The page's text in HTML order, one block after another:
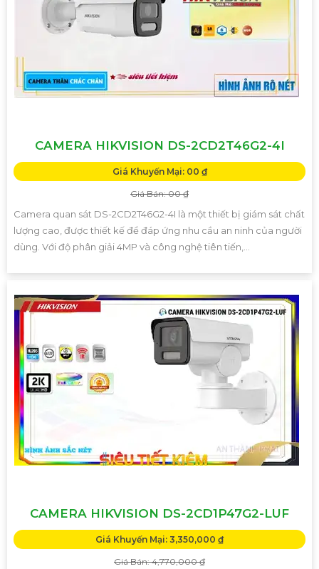
CAMERA HIKVISION DS-2CD2T46G2-4I
Giá Khuyến Mại: 00 ₫
Giá Bán: 00 ₫
Camera quan sát DS-2CD2T46G2-4I là một thiết bị giám sát chất
lượng cao, được thiết kế để đáp ứng nhu cầu an ninh của người
dùng. Với độ phân giải 4MP và công nghệ tiên tiến,...
CAMERA HIKVISION DS-2CD1P47G2-LUF
Giá Khuyến Mại: 3,350,000 ₫
Giá Bán: 4,770,000 ₫